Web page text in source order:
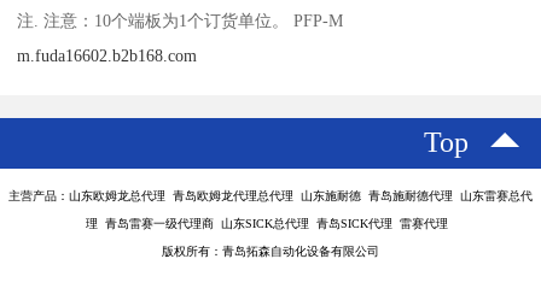
注. 注意：10个端板为1个订货单位。 PFP-M
m.fuda16602.b2b168.com
Top
主营产品：山东欧姆龙总代理 青岛欧姆龙代理总代理 山东施耐德 青岛施耐德代理 山东雷赛总代
理 青岛雷赛一级代理商 山东SICK总代理 青岛SICK代理 雷赛代理
版权所有：青岛拓森自动化设备有限公司